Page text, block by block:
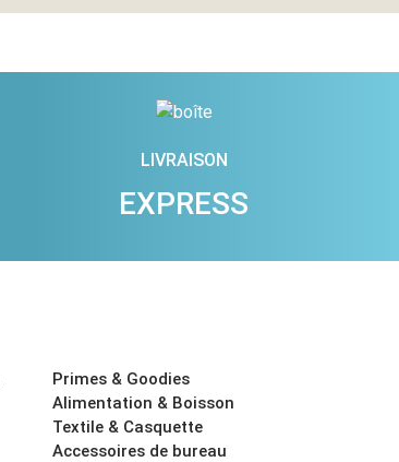
LIVRAISON
EXPRESS
Primes & Goodies
Alimentation & Boisson
Textile & Casquette
Accessoires de bureau